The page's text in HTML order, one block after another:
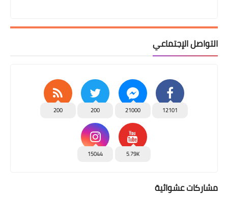
التواصل الإجتماعي
12101
21000
200
200
5.79K
15044
مشاركات عشوائية